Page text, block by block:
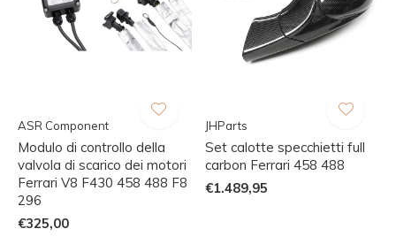
ASR Component
Modulo di controllo della
valvola di scarico dei motori
Ferrari V8 F430 458 488 F8
296
€325,00
JHParts
Set calotte specchietti full
carbon Ferrari 458 488
€1.489,95